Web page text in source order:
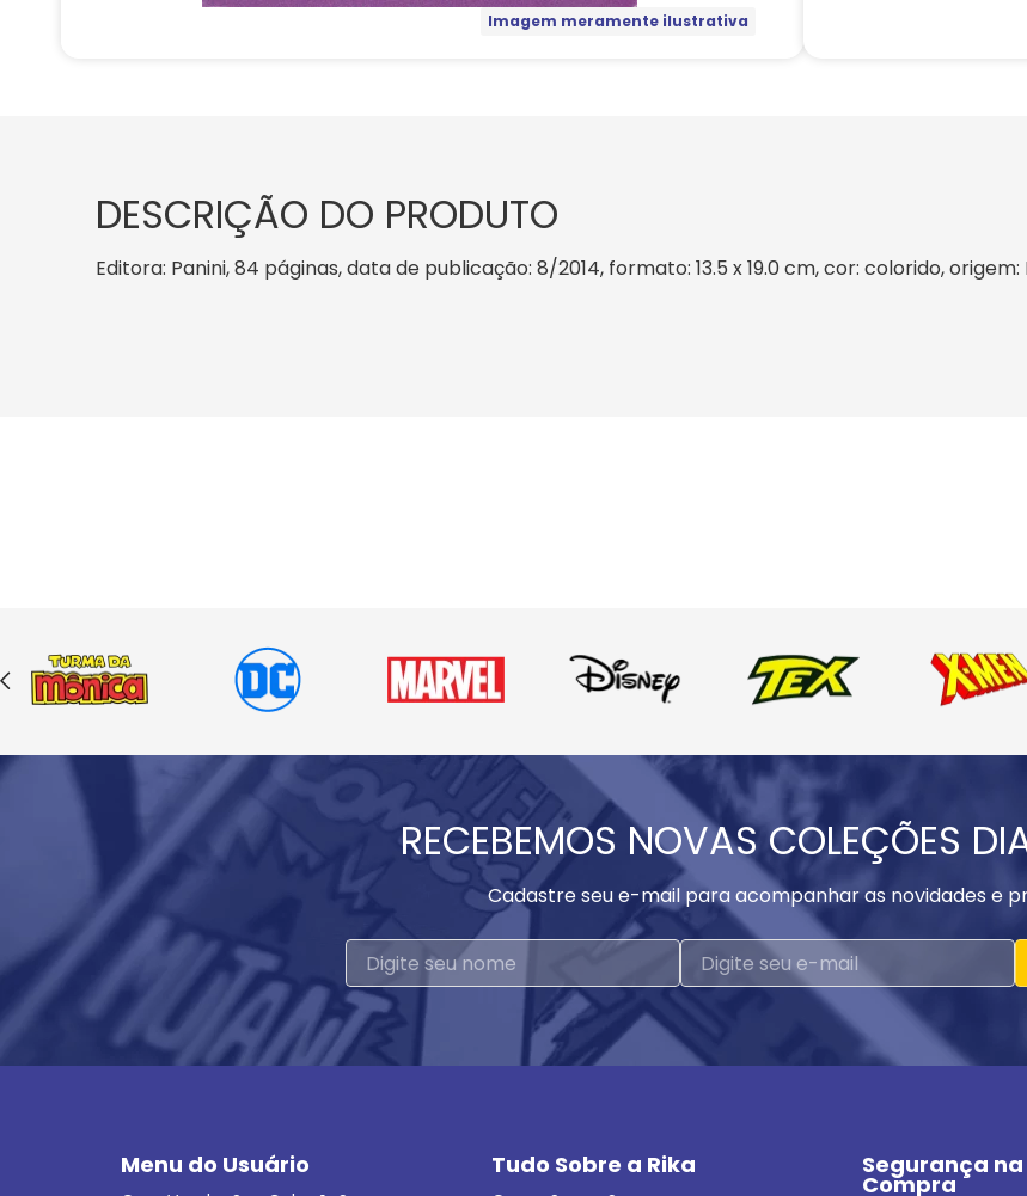
Imagem meramente ilustrativa
DESCRIÇÃO DO PRODUTO
Editora: Panini, 84 páginas, data de publicação: 8/2014, formato: 13.5 x 19.0 cm, cor: colorido,
RECEBEMOS NOVAS COLEÇÕES
Cadastre seu e-mail para acompanhar as novidades e
Menu do Usuário Tudo Sobre a Rika Segurança na
Compra